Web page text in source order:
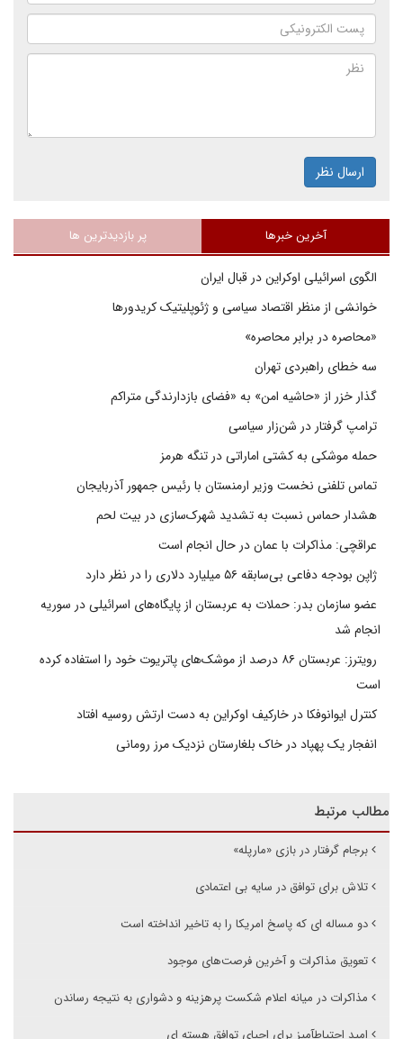
ارسال نظر
آخرین خبرها پر بازدیدترین ها
الگوی اسرائیلی اوکراین در قبال ایران
خوانشی از منظر اقتصاد سیاسی و ژئوپلیتیک کریدورها
«محاصره در برابر محاصره»
سه خطای راهبردی تهران
گذار خزر از «حاشیه امن» به «فضای بازدارندگی متراکم
ترامپ گرفتار در شن‌زار سیاسی
حمله موشکی به کشتی اماراتی در تنگه هرمز
تماس تلفنی نخست وزیر ارمنستان با رئیس جمهور آذربایجان
هشدار حماس نسبت به تشدید شهرک‌سازی در بیت‌ لحم
عراقچی: مذاکرات با عمان در حال انجام است
ژاپن بودجه دفاعی بی‌سابقه ۵۶ میلیارد دلاری را در نظر دارد
عضو سازمان بدر: حملات به عربستان از پایگاه‌های اسرائیلی در سوریه
انجام شد
رویترز: عربستان ۸۶ درصد از موشک‌های پاتریوت خود را استفاده کرده
است
کنترل ایوانوفکا در خارکیف اوکراین به دست ارتش روسیه افتاد
انفجار یک پهپاد در خاک بلغارستان نزدیک مرز رومانی
مطالب مرتبط
برجام گرفتار در بازی «مارپله»
تلاش برای توافق در سایه بی اعتمادی
دو مساله ای که پاسخ امریکا را به تاخیر انداخته است
تعویق مذاکرات و آخرین فرصت‌های موجود
مذاکرات در میانه اعلام شکست پرهزینه و دشواری به نتیجه رساندن
امید احتیاطآمیز برای احیای توافق هسته ای